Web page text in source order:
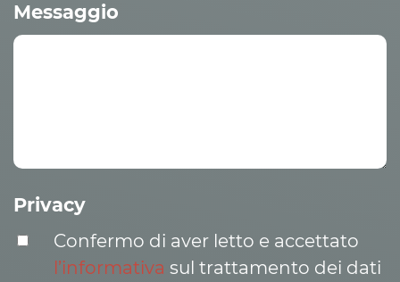
Messaggio
Privacy
Confermo di aver letto e accettato
l’informativa sul trattamento dei dati